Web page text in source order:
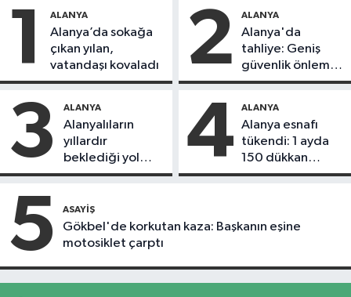
1 ALANYA
Alanya’da sokağa
çıkan yılan,
vatandaşı kovaladı
2 ALANYA
Alanya'da
tahliye: Geniş
güvenlik önlemi
alındı
3 ALANYA
Alanyalıların
yıllardır
beklediği yol
askıdan döndü
4 ALANYA
Alanya esnafı
tükendi: 1 ayda
150 dükkan
kapandı
5 ASAYIŞ
Gökbel'de korkutan kaza: Başkanın eşine
motosiklet çarptı